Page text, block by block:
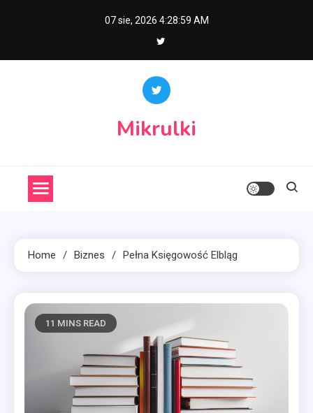
07 sie, 2026 4:29:00 AM
Mikrulki
Home Biznes Pełna Księgowość Elbląg
11 MINS READ